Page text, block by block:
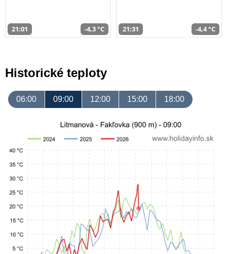
21:01 -4,3 °C 21:31 -4,4 °C
Historické teploty
06:00 09:00 12:00 15:00 18:00